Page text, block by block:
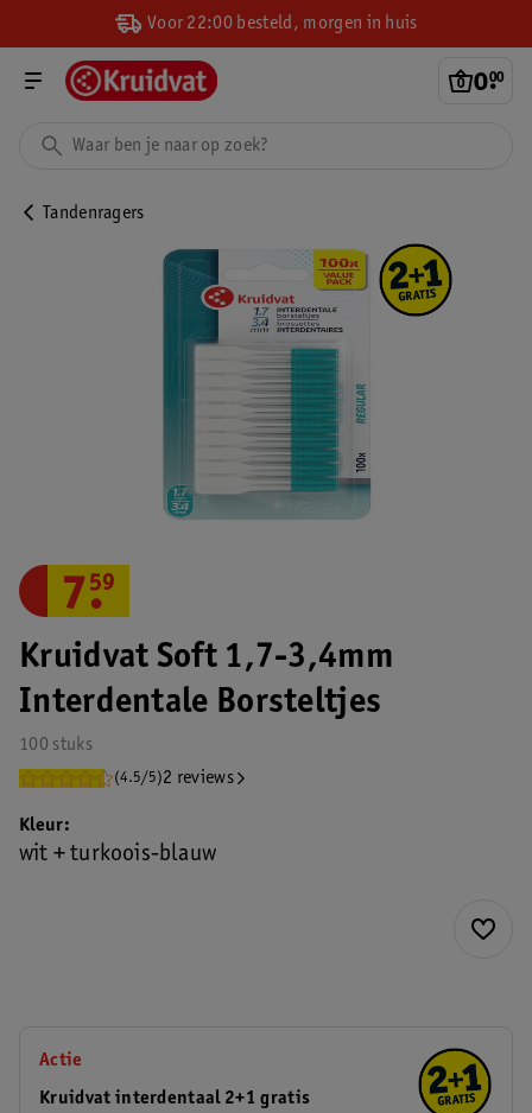
Voor 22:00 besteld, morgen in huis
0.
00
Tandenragers
Kruidvat Soft 1,7-3,4mm
Interdentale Borsteltjes
100 stuks
(4.5/5)2 reviews
7.
59
Kleur
wit + turkoois-blauw
Actie
Kruidvat interdentaal 2+1 gratis